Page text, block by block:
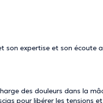
son expertise et son écoute
des douleurs dans la
pour libérer les tensions